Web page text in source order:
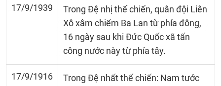
17/9/1939
Trong Đệ nhị thế chiến, quân đội Liên
Xô xâm chiếm Ba Lan từ phía đông,
16 ngày sau khi Đức Quốc xã tấn
công nước này từ phía tây.
17/9/1916
Trong Đệ nhất thế chiến: Nam tước